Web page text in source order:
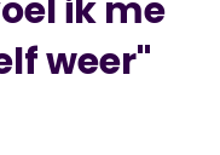
ik me
weer"